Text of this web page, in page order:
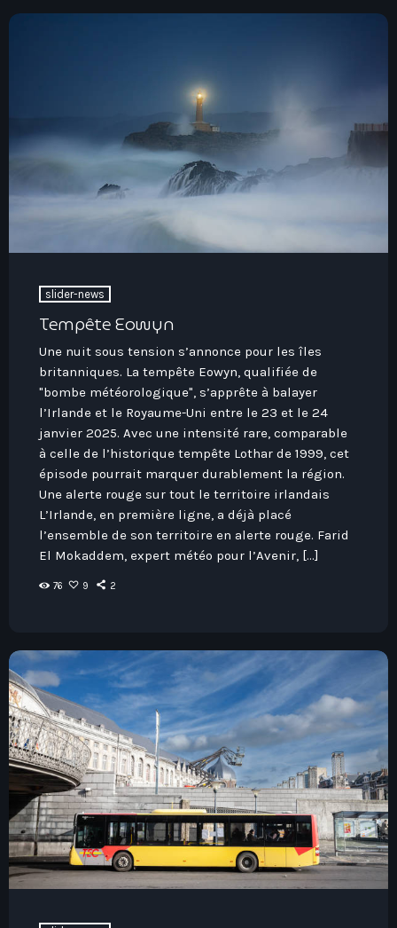
slider-news
Tempête Eowyn
Une nuit sous tension s’annonce pour les îles
britanniques. La tempête Eowyn, qualifiée de
"bombe météorologique", s’apprête à balayer
l’Irlande et le Royaume-Uni entre le 23 et le 24
janvier 2025. Avec une intensité rare, comparable
à celle de l’historique tempête Lothar de 1999, cet
épisode pourrait marquer durablement la région.
Une alerte rouge sur tout le territoire irlandais
L’Irlande, en première ligne, a déjà placé
l’ensemble de son territoire en alerte rouge. Farid
El Mokaddem, expert météo pour l’Avenir, […]
76 9 2